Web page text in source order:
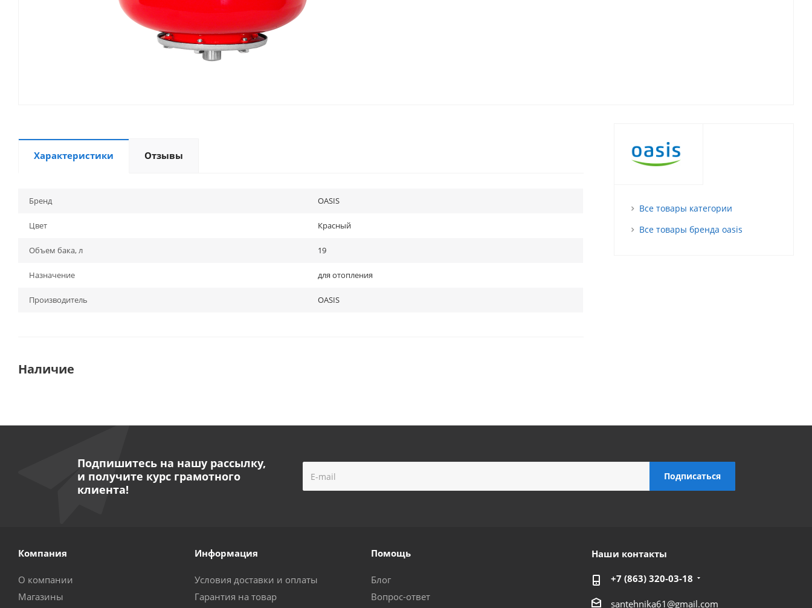
Характеристики Отзывы
Бренд OASIS
Цвет Красный
Объем бака, л 19
Назначение для отопления
Производитель OASIS
Наличие
Все товары категории
Все товары бренда oasis
Подпишитесь на нашу рассылку,
и получите курс грамотного
клиента!
Компания
О компании
Магазины
Информация
Условия доставки и оплаты
Гарантия на товар
Помощь
Блог
Вопрос-ответ
Наши контакты
+7 (863) 320-03-18
santehnika61@gmail.com